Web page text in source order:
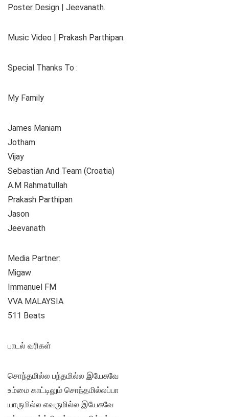
Poster Design | Jeevanath.
Music Video | Prakash Parthipan.
Special Thanks To :
My Family
James Maniam
Jotham
Vijay
Sebastian And Team (Croatia)
A.M Rahmatullah
Prakash Parthipan
Jason
Jeevanath
Media Partner:
Migaw
Immanuel FM
VVA MALAYSIA
511 Beats
பாடல் வரிகள்
சொந்தமில்ல பந்தமில்ல இயேசுவே
உம்மை காட்டிலும் சொந்தமில்லப்பா
யாருமில்ல எவருமில்ல இயேசுவே